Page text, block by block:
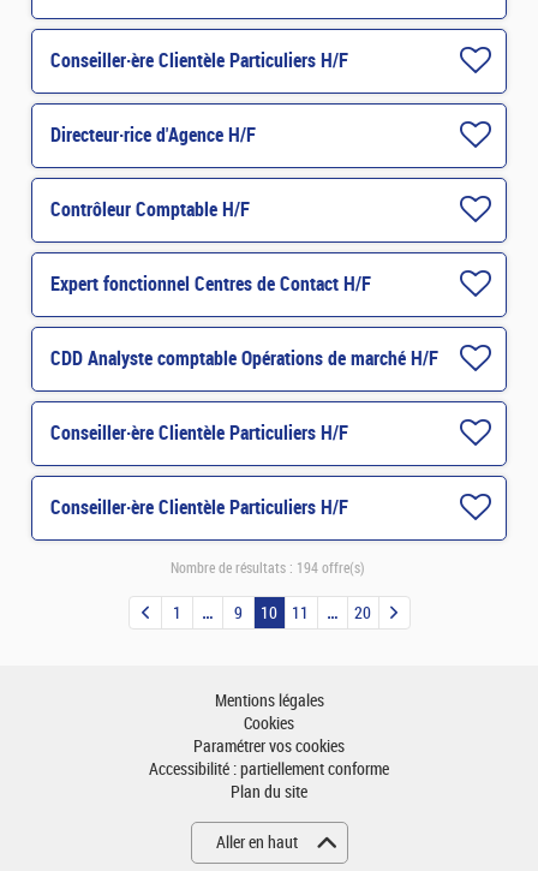
Conseiller·ère Clientèle Particuliers H/F
Directeur·rice d'Agence H/F
Contrôleur Comptable H/F
Expert fonctionnel Centres de Contact H/F
CDD Analyste comptable Opérations de marché H/F
Conseiller·ère Clientèle Particuliers H/F
Conseiller·ère Clientèle Particuliers H/F
Nombre de résultats : 194 offre(s)
1 9 10 11 20
Mentions légales
Cookies
Paramétrer vos cookies
Accessibilité : partiellement conforme
Plan du site
Aller en haut